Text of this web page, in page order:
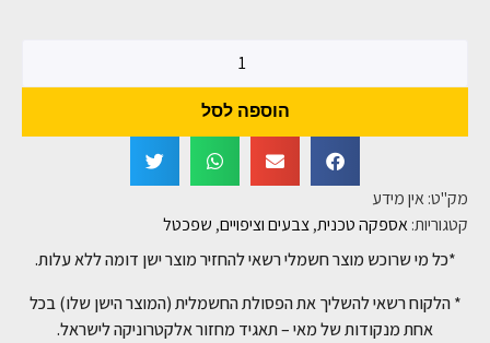
הוספה לסל
מק"ט: אין מידע
קטגוריות:אספקה טכנית,צבעים וציפויים, שפכטל
*כל מי שרוכש מוצר חשמלי רשאי להחזיר מוצר ישן דומה ללא עלות.
* הלקוח רשאי להשליך את הפסולת החשמלית (המוצר הישן שלו) בכל
אחת מנקודות של מאי – תאגיד מחזור אלקטרוניקה לישראל.